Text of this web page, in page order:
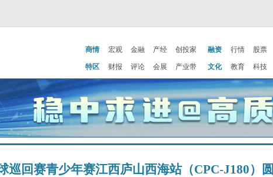
商情 宏观 金融 产经 创投家 融资 行情 股票
特区 财报 评论 会展 产业带 文化 教育 科技
巡回赛青少年赛江西庐山西海站（CPC-J180）圆